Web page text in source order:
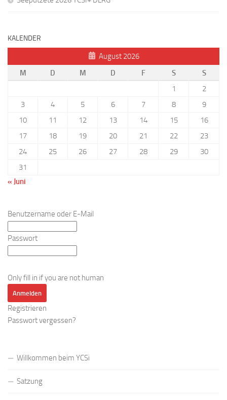
KALENDER
August 2026
M
D M D F S
S
1
2
3
4 5 6 7 8
9
10
11 12 13 14 15
16
17
18 19 20 21 22
23
24
25 26 27 28 29
30
31
« Juni
Benutzername oder E-Mail
Passwort
Only fill in if you are not human
Registrieren
Passwort vergessen?
Willkommen beim YCSi
Satzung